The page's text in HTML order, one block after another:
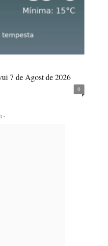
7 de Agost de 2026
0
-